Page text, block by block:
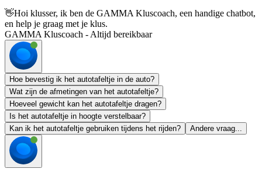
👋Hoi klusser, ik ben de GAMMA Kluscoach, een handige chatbot,
en help je graag met je klus.
GAMMA Kluscoach - Altijd bereikbaar
Hoe bevestig ik het autotafeltje in de auto?
Wat zijn de afmetingen van het autotafeltje?
Hoeveel gewicht kan het autotafeltje dragen?
Is het autotafeltje in hoogte verstelbaar?
Kan ik het autotafeltje gebruiken tijdens het rijden?
Andere vraag...